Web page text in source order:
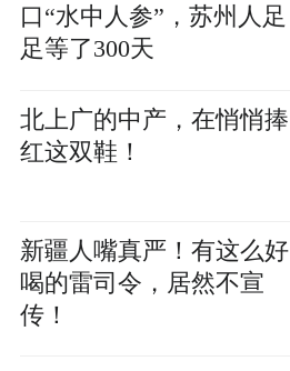
口“水中人参”，苏州人足
足等了300天
北上广的中产，在悄悄捧
红这双鞋！
新疆人嘴真严！有这么好
喝的雷司令，居然不宣
传！